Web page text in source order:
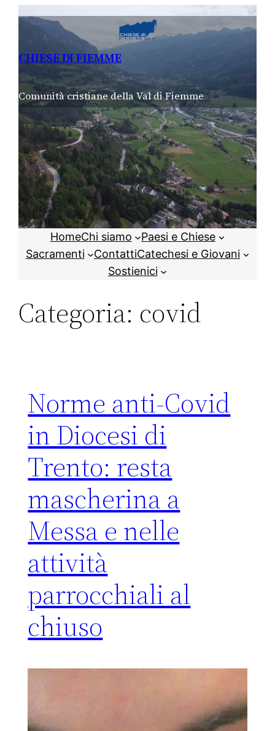
CHIESE DI FIEMME
Comunità cristiane della Val di Fiemme
HomeChi siamo
Paesi e Chiese
Sacramenti
ContattiCatechesi e Giovani
Sostienici
Categoria: covid
Norme anti-Covid
in Diocesi di
Trento: resta
mascherina a
Messa e nelle
attività
parrocchiali al
chiuso